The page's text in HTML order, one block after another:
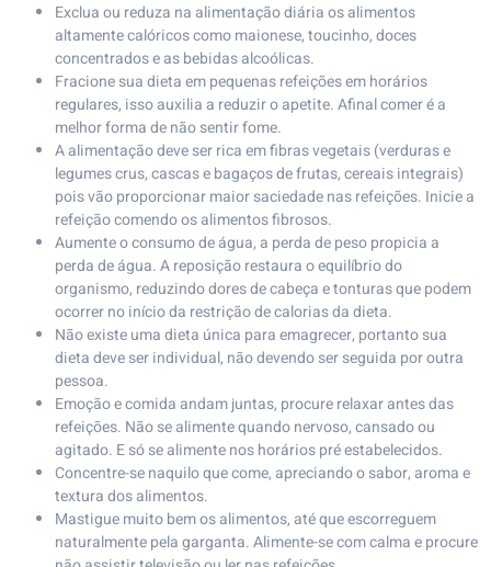
Exclua ou reduza na alimentação diária os alimentos
altamente calóricos como maionese, toucinho, doces
concentrados e as bebidas alcoólicas.
Fracione sua dieta em pequenas refeições em horários
regulares, isso auxilia a reduzir o apetite. Afinal comer é a
melhor forma de não sentir fome.
A alimentação deve ser rica em fibras vegetais (verduras e
legumes crus, cascas e bagaços de frutas, cereais integrais)
pois vão proporcionar maior saciedade nas refeições. Inicie a
refeição comendo os alimentos fibrosos.
Aumente o consumo de água, a perda de peso propicia a
perda de água. A reposição restaura o equilíbrio do
organismo, reduzindo dores de cabeça e tonturas que podem
ocorrer no início da restrição de calorias da dieta.
Não existe uma dieta única para emagrecer, portanto sua
dieta deve ser individual, não devendo ser seguida por outra
pessoa.
Emoção e comida andam juntas, procure relaxar antes das
refeições. Não se alimente quando nervoso, cansado ou
agitado. E só se alimente nos horários pré estabelecidos.
Concentre-se naquilo que come, apreciando o sabor, aroma e
textura dos alimentos.
Mastigue muito bem os alimentos, até que escorreguem
naturalmente pela garganta. Alimente-se com calma e procure